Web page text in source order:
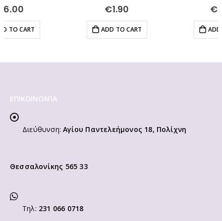
ΕΠΙΚΟΙΝΩΝΊΑ
Διεύθυνση: Αγίου Παντελεήμονος 18, Πολίχνη
Θεσσαλονίκης 565 33
Τηλ: 231 066 0718